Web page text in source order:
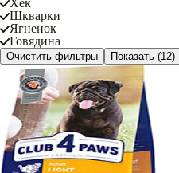
Шкварки
Ягненок
Говядина
Очистить фильтры Показать (12)